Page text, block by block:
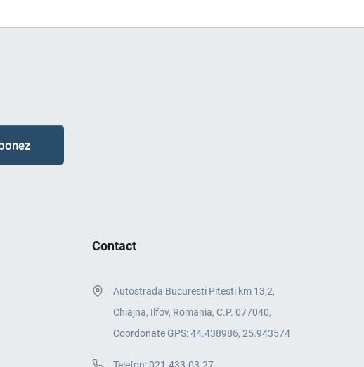
Contact
Autostrada Bucuresti Pitesti km 13,2,
Chiajna, Ilfov, Romania, C.P. 077040,
Coordonate GPS: 44.438986, 25.943574